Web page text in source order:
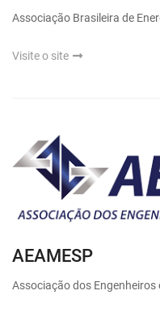
Associação Brasileira de
Visite o site
AEAMESP
Associação dos